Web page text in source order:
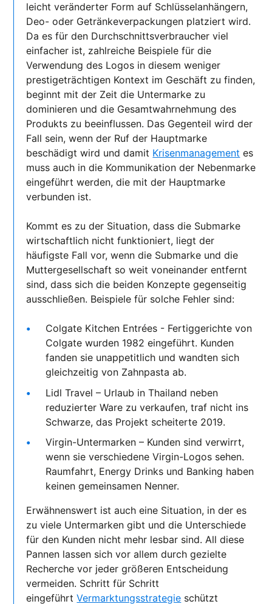
leicht veränderter Form auf Schlüsselanhängern,
Deo- oder Getränkeverpackungen platziert wird.
Da es für den Durchschnittsverbraucher viel
einfacher ist, zahlreiche Beispiele für die
Verwendung des Logos in diesem weniger
prestigeträchtigen Kontext im Geschäft zu finden,
beginnt mit der Zeit die Untermarke zu
dominieren und die Gesamtwahrnehmung des
Produkts zu beeinflussen. Das Gegenteil wird der
Fall sein, wenn der Ruf der Hauptmarke
beschädigt wird und damit Krisenmanagement es
muss auch in die Kommunikation der Nebenmarke
eingeführt werden, die mit der Hauptmarke
verbunden ist.
Kommt es zu der Situation, dass die Submarke
wirtschaftlich nicht funktioniert, liegt der
häufigste Fall vor, wenn die Submarke und die
Muttergesellschaft so weit voneinander entfernt
sind, dass sich die beiden Konzepte gegenseitig
ausschließen. Beispiele für solche Fehler sind:
Colgate Kitchen Entrées - Fertiggerichte von
Colgate wurden 1982 eingeführt. Kunden
fanden sie unappetitlich und wandten sich
gleichzeitig von Zahnpasta ab.
Lidl Travel – Urlaub in Thailand neben
reduzierter Ware zu verkaufen, traf nicht ins
Schwarze, das Projekt scheiterte 2019.
Virgin-Untermarken – Kunden sind verwirrt,
wenn sie verschiedene Virgin-Logos sehen.
Raumfahrt, Energy Drinks und Banking haben
keinen gemeinsamen Nenner.
Erwähnenswert ist auch eine Situation, in der es
zu viele Untermarken gibt und die Unterschiede
für den Kunden nicht mehr lesbar sind. All diese
Pannen lassen sich vor allem durch gezielte
Recherche vor jeder größeren Entscheidung
vermeiden. Schritt für Schritt
eingeführtVermarktungsstrategie schützt